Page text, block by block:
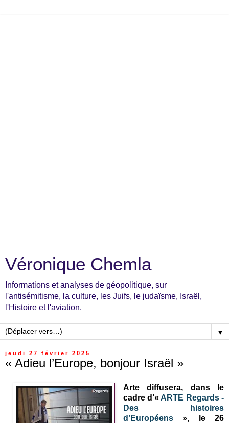
Véronique Chemla
Informations et analyses de géopolitique, sur
l'antisémitisme, la culture, les Juifs, le judaïsme, Israël,
l'Histoire et l'aviation.
▼
jeudi 27 février 2025
« Adieu l’Europe, bonjour Israël »
Arte diffusera, dans le
cadre d’«ARTE Regards -
Des histoires
d’Européens», le 26